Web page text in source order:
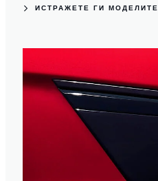
ИСТРАЖЕТЕ ГИ МОДЕЛИТЕ